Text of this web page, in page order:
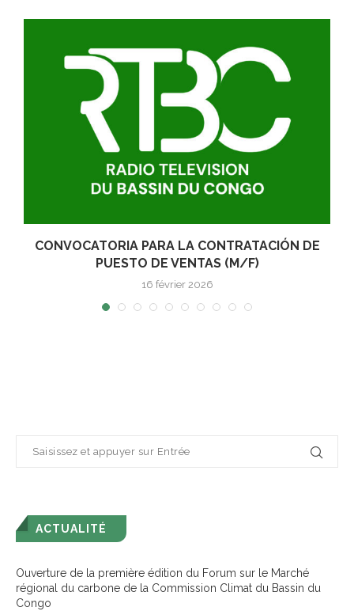
CONVOCATORIA PARA LA CONTRATACIÓN DE
PUESTO DE VENTAS (M/F)
16 février 2026
ACTUALITÉ
Ouverture de la première édition du Forum sur le Marché
régional du carbone de la Commission Climat du Bassin du
Congo